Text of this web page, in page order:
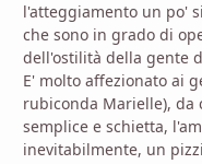
l'atteggiamento un po'
che sono in grado di
dell'ostilità della gente
E' molto affezionato ai
rubiconda Marielle),
semplice e schietta,
inevitabilmente, un